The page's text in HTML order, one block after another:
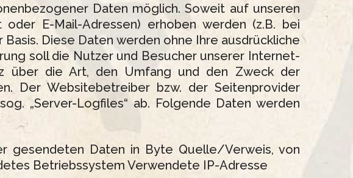
Daten möglich. Soweit auf unseren
E-Mail-Adressen) erhoben werden (z.B. bei
Diese Daten werden ohne Ihre ausdrückliche
soll die Nutzer und Besucher unserer Internet-
über die Art, den Umfang und den Zweck der
Der Websitebetreiber bzw. der Seitenprovider
„Server-Logfiles“ ab. Folgende Daten werden
gesendeten Daten in Byte Quelle/Verweis, von
Betriebssystem Verwendete IP-Adresse